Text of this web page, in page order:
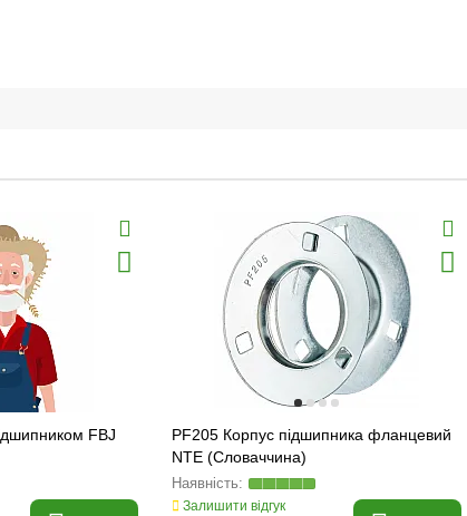
FBJ
PF205 Корпус підшипника фланцевий
NTE (Словаччина)
Залишити відгук